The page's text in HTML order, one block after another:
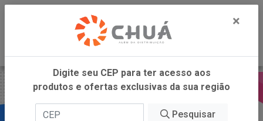
×
Digite seu CEP para ter acesso aos
produtos e ofertas exclusivas da sua região
Pesquisar